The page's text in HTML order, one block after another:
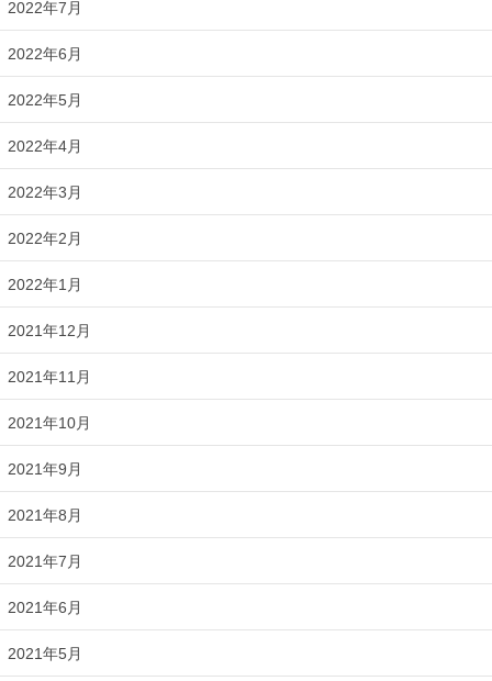
2022年7月
2022年6月
2022年5月
2022年4月
2022年3月
2022年2月
2022年1月
2021年12月
2021年11月
2021年10月
2021年9月
2021年8月
2021年7月
2021年6月
2021年5月